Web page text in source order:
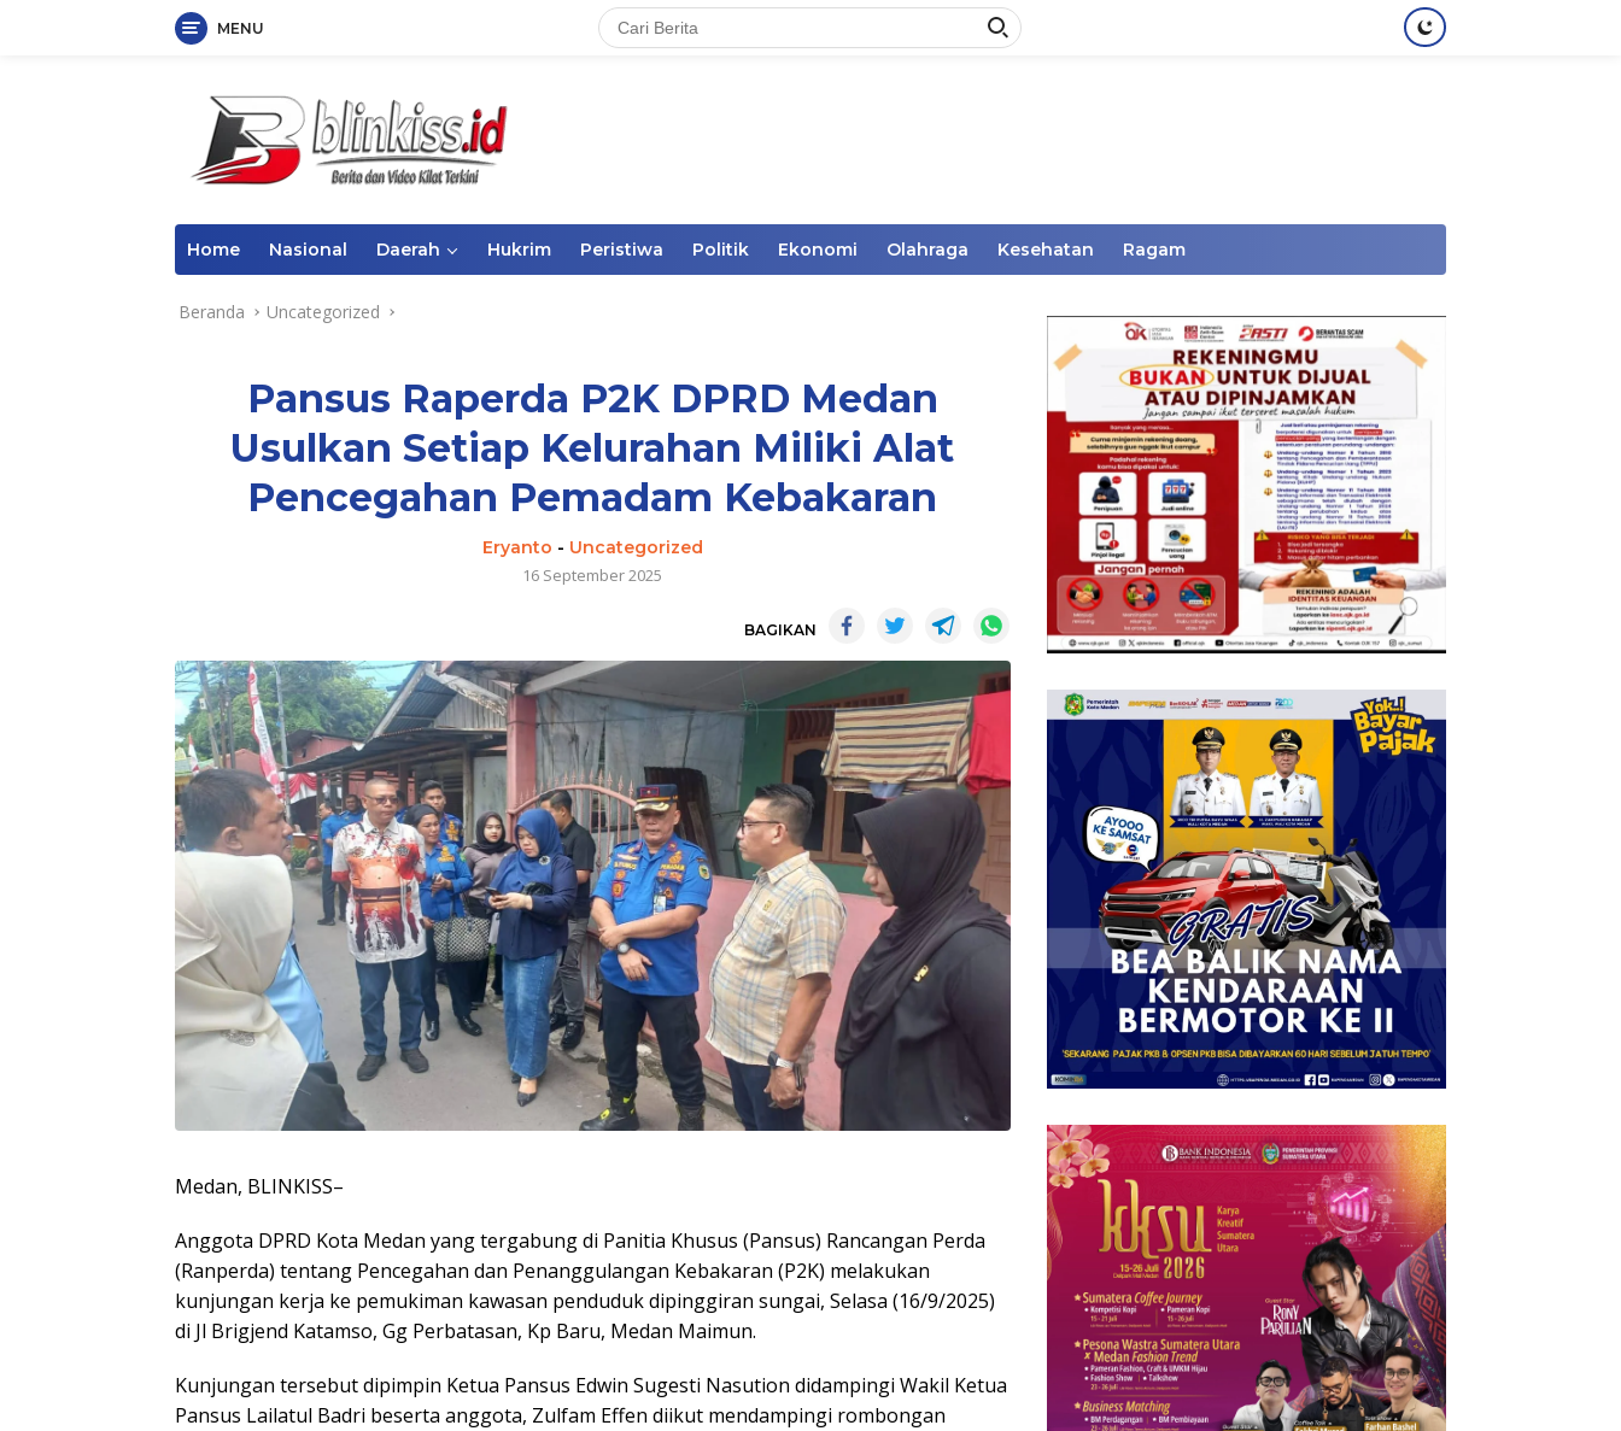
MENU
Home Nasional Daerah Hukrim Peristiwa Politik Ekonomi Olahraga Kesehatan Ragam
Beranda Uncategorized
Pansus Raperda P2K DPRD Medan
Usulkan Setiap Kelurahan Miliki Alat
Pencegahan Pemadam Kebakaran
Eryanto - Uncategorized
16 September 2025
BAGIKAN
Medan, BLINKISS–
Anggota DPRD Kota Medan yang tergabung di Panitia Khusus (Pansus) Rancangan Perda
(Ranperda) tentang Pencegahan dan Penanggulangan Kebakaran (P2K) melakukan
kunjungan kerja ke pemukiman kawasan penduduk dipinggiran sungai, Selasa (16/9/2025)
di Jl Brigjend Katamso, Gg Perbatasan, Kp Baru, Medan Maimun.
Kunjungan tersebut dipimpin Ketua Pansus Edwin Sugesti Nasution didampingi Wakil Ketua
Pansus Lailatul Badri beserta anggota, Zulfam Effen diikut mendampingi rombongan